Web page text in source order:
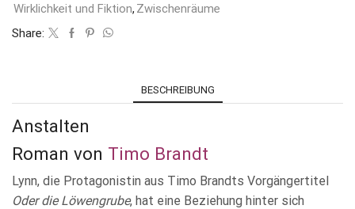
Wirklichkeit und Fiktion, Zwischenräume
Share:
BESCHREIBUNG
Anstalten
Roman von Timo Brandt
Lynn, die Protagonistin aus Timo Brandts Vorgängertitel
Oder die Löwengrube, hat eine Beziehung hinter sich